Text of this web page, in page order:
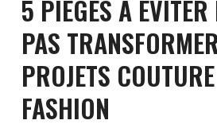
5 PIÈGES À
PAS
PROJETS
FASHION